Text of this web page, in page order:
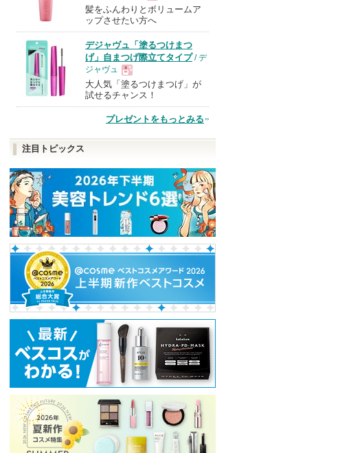
現
品
髪をふんわりとボリュームア
ップさせたい方へ
デジャヴュ「塗るつけまつ
げ」自まつげ際立てタイプ/ デ
ジャヴュ
現
品
大人気「塗るつけまつげ」が
試せるチャンス！
プレゼントをもっとみる
注目トピックス